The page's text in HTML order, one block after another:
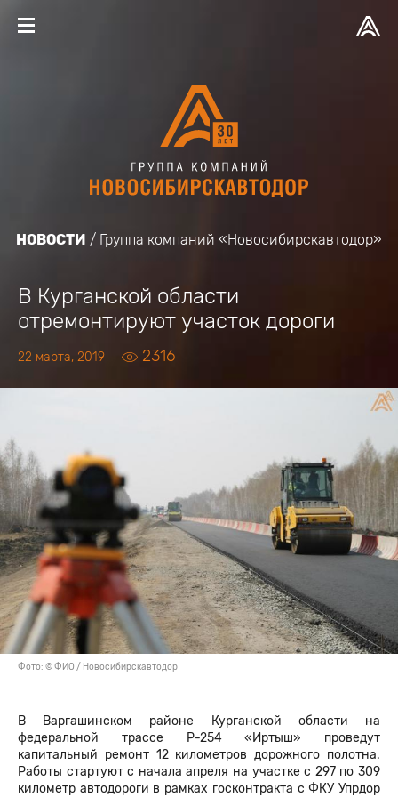
НОВОСТИ Группа компаний «Новосибирскавтодор»
В Курганской области
отремонтируют участок дороги
22 марта, 2019 2316
Фото: © ФИО / Новосибирскавтодор
В Варгашинском районе Курганской области на
федеральной трассе Р-254 «Иртыш» проведут
капитальный ремонт 12 километров дорожного полотна.
Работы стартуют с начала апреля на участке с 297 по 309
километр автодороги в рамках госконтракта с ФКУ Упрдор